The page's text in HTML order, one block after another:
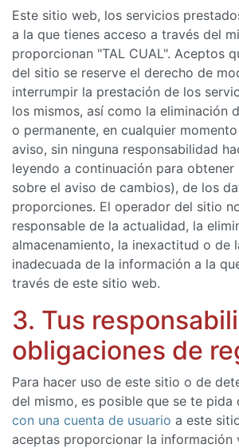
Este sitio web, los servicios
a la que tienes acceso a través del
proporcionan "TAL CUAL". Aceptos
del sitio se reserve el derecho de
interrumpir la prestación de los
los mismos, así como la eliminación
o permanente, en cualquier
aviso, sin ninguna responsabilidad
leyendo a continuación para obtener
sobre el aviso de cambios), de los
proporciones. El operador del sitio
responsable de la actualidad, la
almacenamiento, la inexactitud o de
inadecuada de la información a la
través de este sitio web.
3. Tus
obligaciones de
Para hacer uso de este sitio o de
del mismo, es posible que se te pida
con una cuenta de usuario a este
aceptas proporcionar la información